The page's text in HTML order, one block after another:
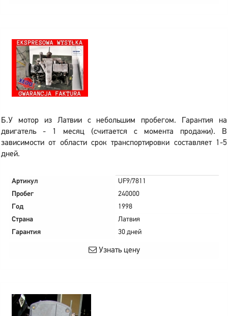
Б.У мотор из Латвии с небольшим пробегом. Гарантия на
двигатель - 1 месяц (считается с момента продажи). В
зависимости от области срок транспортировки составляет 1-5
дней.
Артикул
UF9/7811
Пробег
240000
Год
1998
Страна
Латвия
Гарантия
30 дней
Узнать цену